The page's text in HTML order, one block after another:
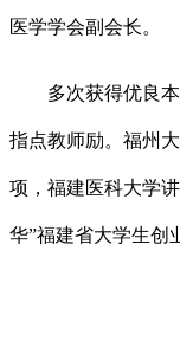
医学学会副会长。
多次获得优良本
指点教师励。福州
项，福建医科大学
华”福建省大学生创